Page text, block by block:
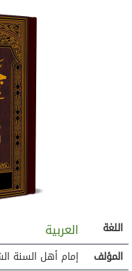
اللغة العربية
المؤلف
إمام أهل السنة